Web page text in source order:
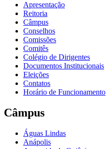
Apresentação
Reitoria
Câmpus
Conselhos
Comissões
Comitês
Colégio de Dirigentes
Documentos Institucionais
Eleições
Contatos
Horário de Funcionamento
Câmpus
Águas Lindas
Anápolis